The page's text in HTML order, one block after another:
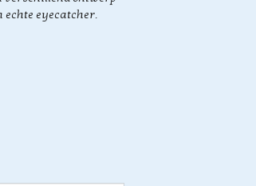
echte eyecatcher.